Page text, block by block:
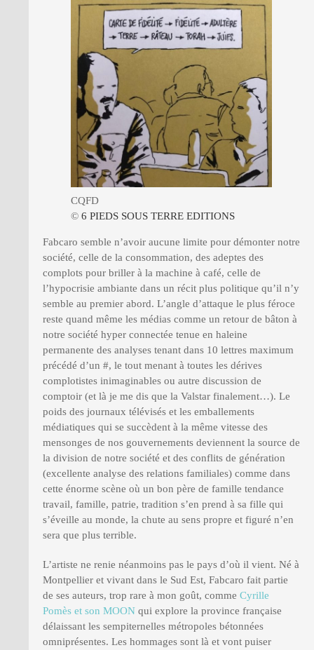
CQFD
© 6 PIEDS SOUS TERRE EDITIONS
Fabcaro semble n’avoir aucune limite pour démonter notre
société, celle de la consommation, des adeptes des
complots pour briller à la machine à café, celle de
l’hypocrisie ambiante dans un récit plus politique qu’il n’y
semble au premier abord. L’angle d’attaque le plus féroce
reste quand même les médias comme un retour de bâton à
notre société hyper connectée tenue en haleine
permanente des analyses tenant dans 10 lettres maximum
précédé d’un #, le tout menant à toutes les dérives
complotistes inimaginables ou autre discussion de
comptoir (et là je me dis que la Valstar finalement…). Le
poids des journaux télévisés et les emballements
médiatiques qui se succèdent à la même vitesse des
mensonges de nos gouvernements deviennent la source de
la division de notre société et des conflits de génération
(excellente analyse des relations familiales) comme dans
cette énorme scène où un bon père de famille tendance
travail, famille, patrie, tradition s’en prend à sa fille qui
s’éveille au monde, la chute au sens propre et figuré n’en
sera que plus terrible.
L’artiste ne renie néanmoins pas le pays d’où il vient. Né à
Montpellier et vivant dans le Sud Est, Fabcaro fait partie
de ses auteurs, trop rare à mon goût, comme Cyrille
Pomès et son MOON qui explore la province française
délaissant les sempiternelles métropoles bétonnées
omniprésentes. Les hommages sont là et vont puiser